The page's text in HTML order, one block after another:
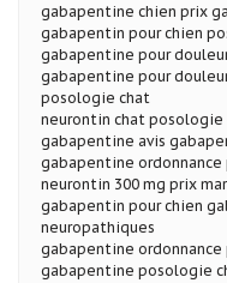
gabapentine chien prix
gabapentin pour chien
gabapentine pour
gabapentine pour
posologie chat
neurontin chat
gabapentine avis
gabapentine
neurontin 300 mg prix
gabapentin pour chien
neuropathiques
gabapentine
gabapentine posologie